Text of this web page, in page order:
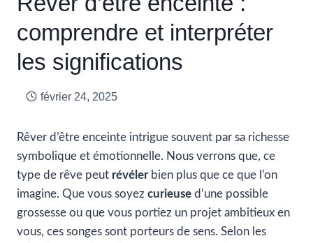
comprendre et interpréter
les significations
février 24, 2025
Rêver d’être enceinte intrigue souvent par sa richesse
symbolique et émotionnelle. Nous verrons que, ce
type de rêve peut révélerbien plus que ce que l’on
imagine. Que vous soyez curieuse d’une possible
grossesse ou que vous portiez un projet ambitieux en
vous, ces songes sont porteurs de sens. Selon les